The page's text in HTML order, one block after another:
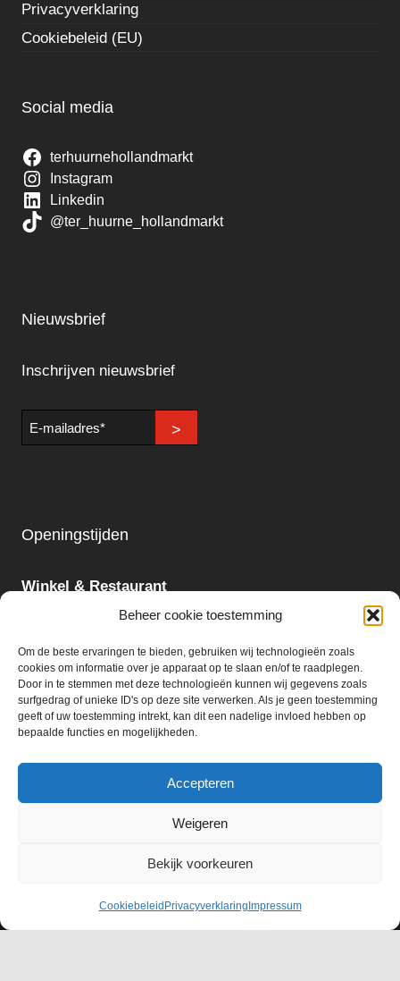
Beheer cookie toestemming
Om de beste ervaringen te bieden, gebruiken wij technologieën zoals
cookies om informatie over je apparaat op te slaan en/of te raadplegen.
Door in te stemmen met deze technologieën kunnen wij gegevens zoals
surfgedrag of unieke ID's op deze site verwerken. Als je geen toestemming
geeft of uw toestemming intrekt, kan dit een nadelige invloed hebben op
bepaalde functies en mogelijkheden.
Accepteren
Weigeren
Bekijk voorkeuren
Cookiebeleid Privacyverklaring Impressum
Privacyverklaring
Cookiebeleid (EU)
Social media
terhuurnehollandmarkt
Instagram
Linkedin
@ter_huurne_hollandmarkt
Nieuwsbrief
Inschrijven nieuwsbrief
E-
mailadres
>
Openingstijden
Winkel & Restaurant
Maandag - Zondag
Slijterij:
Maandag - Zaterdag
09:00 - 18:00